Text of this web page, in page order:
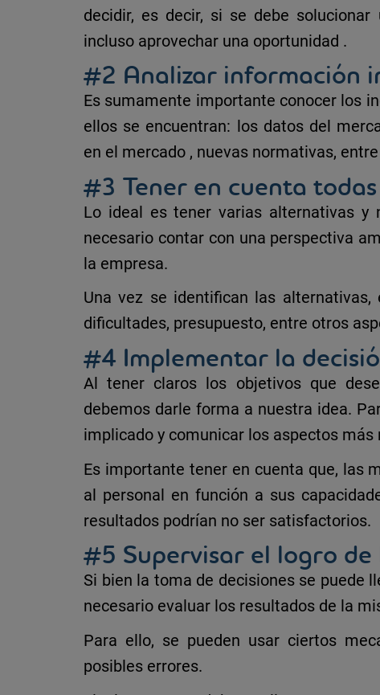
decidir, es decir, si se debe
incluso aprovechar una oportunidad .
#2 Analizar información
Es sumamente importante conocer los
ellos se encuentran: los datos del
en el mercado , nuevas normativas,
#3 Tener en cuenta
Lo ideal es tenervarias alternativas y
necesario contar con una perspectiva
la empresa.
Una vez se identifican las alternativas,
dificultades, presupuesto, entre otros
#4 Implementar la
Al tener claros los objetivos que
debemos darle forma a nuestra idea.
implicado y comunicar los aspectos más
Es importante tener en cuenta que, las
al personal en función a sus
resultados podrían no ser satisfactorios.
#5 Supervisar el logro de
Si bien la toma de decisiones se puede
necesario evaluar los resultados de la
Para ello, se pueden usar ciertos
posibles errores.